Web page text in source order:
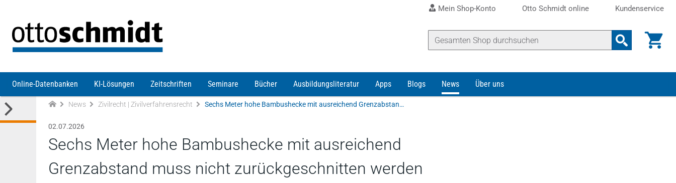
Mein Shop-Konto Otto Schmidt online Kundenservice
Online-Datenbanken KI-Lösungen Zeitschriften Seminare Bücher Ausbildungsliteratur Apps Blogs News Über uns
News Zivilrecht | Zivilverfahrensrecht Sechs Meter hohe Bambushecke mit ausreichend Grenzabstand muss nicht zurückgeschnitten werden
02.07.2026
Sechs Meter hohe Bambushecke mit ausreichend
Grenzabstand muss nicht zurückgeschnitten werden